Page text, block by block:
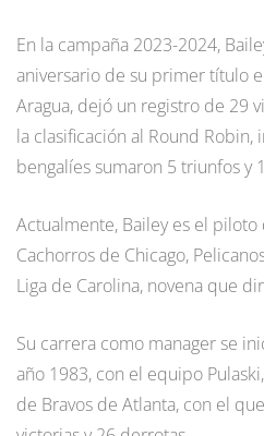
En la campaña 2023-2024,
aniversario de su primer título
Aragua, dejó un registro de 29
la clasificación al Round Robin,
bengalíes sumaron 5 triunfos y
Actualmente, Bailey es el
Cachorros de Chicago,
Liga de Carolina, novena que
Su carrera como manager se
año 1983, con el equipo
de Bravos de Atlanta, con el